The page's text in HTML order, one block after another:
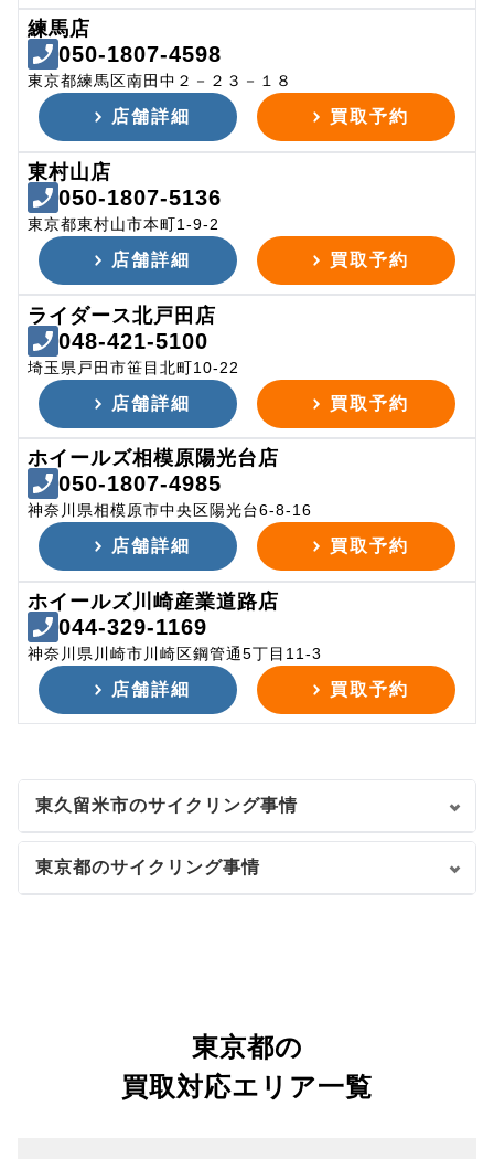
練馬店
050-1807-4598
東京都練馬区南田中２－２３－１８
店舗詳細 買取予約
東村山店
050-1807-5136
東京都東村山市本町1-9-2
店舗詳細 買取予約
ライダース北戸田店
048-421-5100
埼玉県戸田市笹目北町10-22
店舗詳細 買取予約
ホイールズ相模原陽光台店
050-1807-4985
神奈川県相模原市中央区陽光台6-8-16
店舗詳細 買取予約
ホイールズ川崎産業道路店
044-329-1169
神奈川県川崎市川崎区鋼管通5丁目11-3
店舗詳細 買取予約
東久留米市のサイクリング事情
東京都のサイクリング事情
東京都の
買取対応エリア一覧